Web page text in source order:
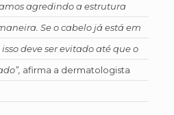
agredindo a estrutura
Se o cabelo já está em
deve ser evitado até que o
afirma a dermatologista